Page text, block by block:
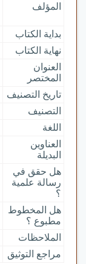
المؤلف
بداية الكتاب
نهاية الكتاب
العنوان
المختصر
تاريخ التصنيف
التصنيف
اللغة
العناوين
البديلة
هل حقق في
رسالة علمية
؟
هل المخطوط
مطبوع ؟
الملاحظات
مراجع التوثيق